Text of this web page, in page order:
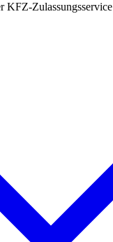
KFZ-Zulassungsservice